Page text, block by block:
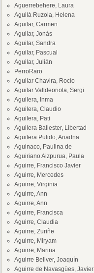
Aguerrebehere, Laura
Aguilà Ruzola, Helena
Aguilar, Carmen
Aguilar, Jonás
Aguilar, Sandra
Aguilar, Pascual
Aguilar, Julián
PerroRaro
Aguilar Chavira, Rocío
Aguilar Valldeoriola, Sergi
Aguilera, Inma
Aguilera, Claudio
Aguilera, Pati
Aguilera Ballester, Libertad
Aguilera Pulido, Ariadna
Aguinaco, Paulina de
Aguiriano Aizpurua, Paula
Aguirre, Francisco Javier
Aguirre, Mercedes
Aguirre, Virginia
Aguirre, Ann
Aguirre, Ann
Aguirre, Francisca
Aguirre, Claudia
Aguirre, Zuriñe
Aguirre, Miryam
Aguirre, Marina
Aguirre Bellver, Joaquín
Aguirre de Navasgües, Javier